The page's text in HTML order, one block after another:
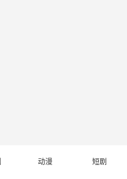
动漫 短剧